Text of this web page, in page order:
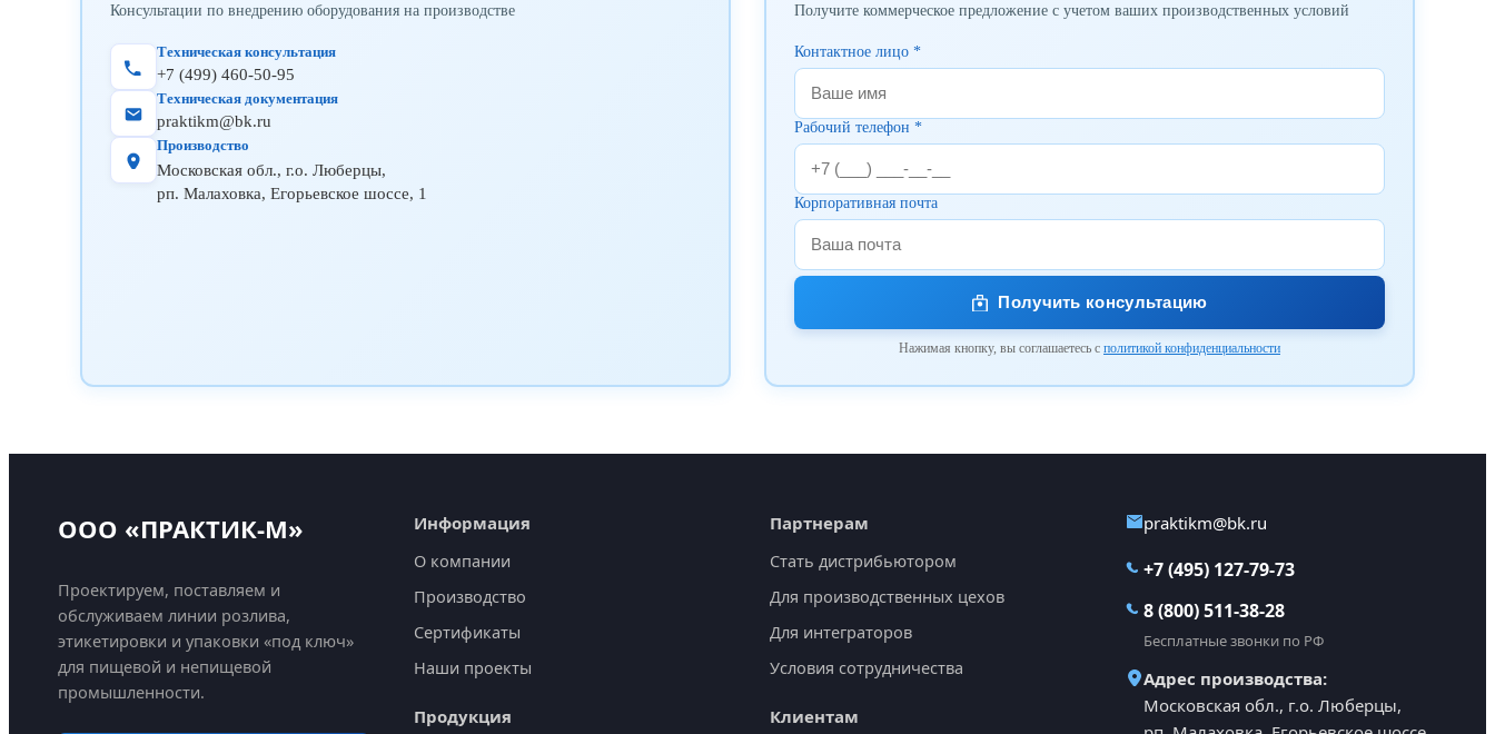
Консультации по внедрению оборудования на производстве
Техническая консультация
+7 (499) 460-50-95
Техническая документация
praktikm@bk.ru
Производство
Московская обл., г.о. Люберцы,
рп. Малаховка, Егорьевское шоссе, 1
Получите коммерческое предложение с учетом ваших производственных условий
Контактное лицо *
Рабочий телефон *
Корпоративная почта
Получить консультацию
Нажимая кнопку, вы соглашаетесь с политикой конфиденциальности
ООО «ПРАКТИК-М»
Проектируем, поставляем и
обслуживаем линии розлива,
этикетировки и упаковки «под ключ»
для пищевой и непищевой
промышленности.
Информация
О компании
Производство
Сертификаты
Наши проекты
Продукция
Партнерам
Стать дистрибьютором
Для производственных цехов
Для интеграторов
Условия сотрудничества
Клиентам
praktikm@bk.ru
+7 (495) 127-79-73
8 (800) 511-38-28
Бесплатные звонки по РФ
Адрес производства:
Московская обл., г.о. Люберцы,